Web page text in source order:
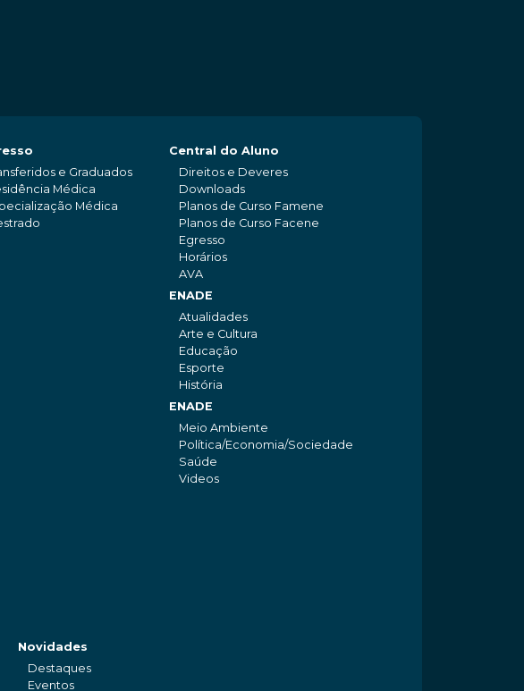
e Graduados
Médica
Médica
Central do Aluno
Direitos e Deveres
Downloads
Planos de Curso Famene
Planos de Curso Facene
Egresso
Horários
AVA
ENADE
Atualidades
Arte e Cultura
Educação
Esporte
História
ENADE
Meio Ambiente
Política/Economia/Sociedade
Saúde
Videos
Novidades
Destaques
Eventos